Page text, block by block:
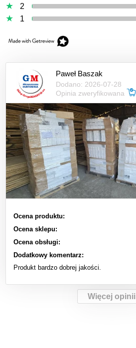
2
1
Paweł Baszak
Dodano: 2026-07-28
Opinia zweryfikowana
Ocena produktu:
Ocena sklepu:
Ocena obsługi:
Dodatkowy komentarz:
Produkt bardzo dobrej jakości.
Więcej opinii